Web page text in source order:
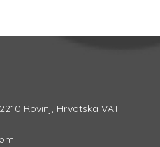
Rovinj, Hrvatska VAT